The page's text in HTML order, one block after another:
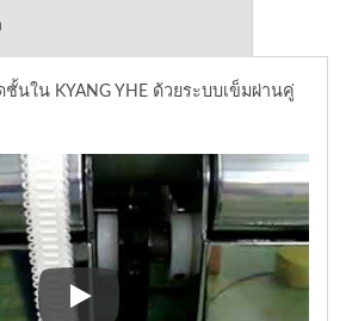
นใน KYANG YHE ด้วยระบบเข็มผ่านคู่
เครื่องทอเชือกยางชุดชั้นใน